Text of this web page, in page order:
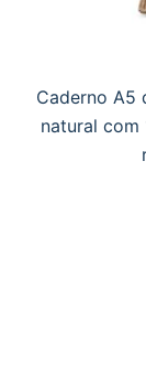
Caderno A5
natural com